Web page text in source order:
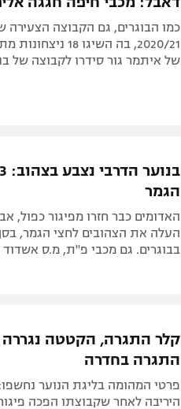
כמו הבוגרים, גם הקבוצה הצעירה
של איתמר גור סידרו לקבוצה של בני לם 1:3 על הפועל ת"א
הגמר
העלה את הצהובים לחצי הגמר,
בבוגרים. גם מכבי פ"ת, מ.ס
קלר התגרה, הקטטה
התגרה בחדרה
פרטי המהומה בליגת הנוער